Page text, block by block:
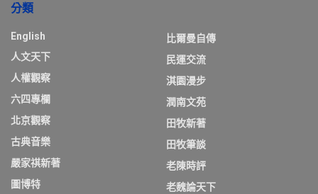
分類
English
人文天下
人權觀察
六四專欄
北京觀察
古典音樂
嚴家祺新著
圖博特
比爾曼自傳
民運交流
淇園漫步
潤南文苑
田牧新著
田牧筆談
老陳時評
老魏論天下